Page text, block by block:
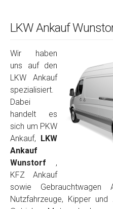
LKW Ankauf
Wir haben
uns auf den
LKW Ankauf
spezialisiert.
Dabei
handelt es
sich um PKW
Ankauf,
LKW
Ankauf
Wunstorf ,
KFZ Ankauf
sowie Gebrauchtwagen
Nutzfahrzeuge, Kipper